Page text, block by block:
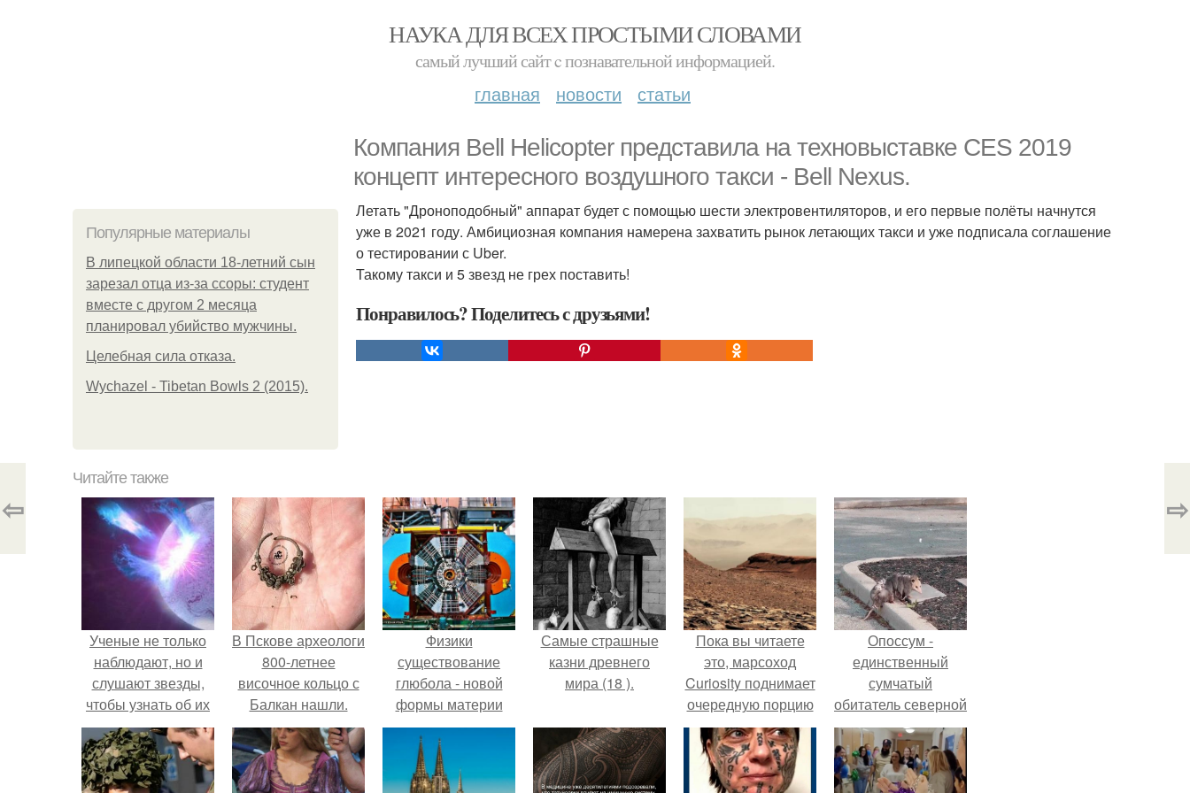
НАУКА ДЛЯ ВСЕХ ПРОСТЫМИ СЛОВАМИ
самый лучший сайт c познавательной информацией.
главная новости статьи
Компания Bell Helicopter представила на техновыставке CES 2019
концепт интересного воздушного такси - Bell Nexus.
Популярные материалы
В липецкой области 18-летний сын
зарезал отца из-за ссоры: студент
вместе с другом 2 месяца
планировал убийство мужчины.
Целебная сила отказа.
Wychazel - Tibetan Bowls 2 (2015).
Летать "Дроноподобный" аппарат будет с помощью шести электровентиляторов, и его первые полёты начнутся
уже в 2021 году. Амбициозная компания намерена захватить рынок летающих такси и уже подписала соглашение
о тестировании с Uber.
Такому такси и 5 звезд не грех поставить!
Понравилось? Поделитесь с друзьями!
⇦ ⇨
Читайте также
Ученые не только
наблюдают, но и
слушают звезды,
чтобы узнать об их
истории.
В Пскове археологи
800-летнее
височное кольцо с
Балкан нашли.
Физики
существование
глюбола - новой
формы материи
подтвердили.
Самые страшные
казни древнего
мира (18 ).
Пока вы читаете
это, марсоход
Curiosity поднимает
очередную порцию
красной пыли. 6.
Опоссум -
единственный
сумчатый
обитатель северной
америки.